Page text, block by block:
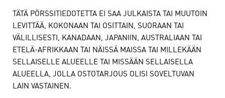
TÄTÄ PÖRSSITIEDOTETTA EI SAA JULKAISTA TAI MUUTOIN
LEVITTÄÄ, KOKONAAN TAI OSITTAIN, SUORAAN TAI
VÄLILLISESTI, KANADAAN, JAPANIIN, AUSTRALIAAN TAI
ETELÄ-AFRIKKAAN TAI NÄISSÄ MAISSA TAI MILLEKÄÄN
SELLAISELLE ALUEELLE TAI MISSÄÄN SELLAISELLA
ALUEELLA, JOLLA OSTOTARJOUS OLISI SOVELTUVAN
LAIN VASTAINEN.